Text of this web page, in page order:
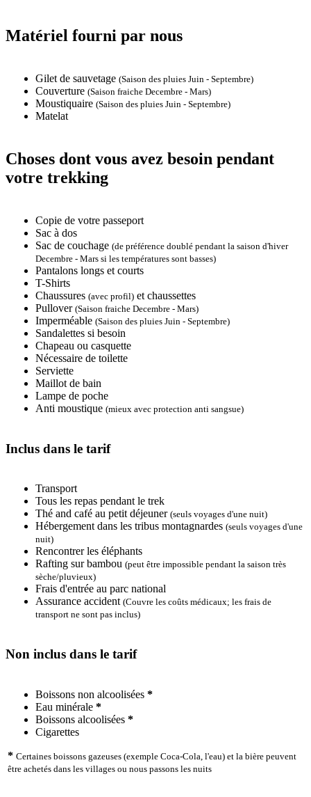
Matériel fourni par nous
Gilet de sauvetage (Saison des pluies Juin - Septembre)
Couverture (Saison fraiche Decembre - Mars)
Moustiquaire (Saison des pluies Juin - Septembre)
Matelat
Choses dont vous avez besoin pendant
votre trekking
Copie de votre passeport
Sac à dos
Sac de couchage (de préférence doublé pendant la saison d'hiver
Decembre - Mars si les températures sont basses)
Pantalons longs et courts
T-Shirts
Chaussures (avec profil) et chaussettes
Pullover (Saison fraiche Decembre - Mars)
Imperméable (Saison des pluies Juin - Septembre)
Sandalettes si besoin
Chapeau ou casquette
Nécessaire de toilette
Serviette
Maillot de bain
Lampe de poche
Anti moustique (mieux avec protection anti sangsue)
Inclus dans le tarif
Transport
Tous les repas pendant le trek
Thé and café au petit déjeuner (seuls voyages d'une nuit)
Hébergement dans les tribus montagnardes (seuls voyages d'une
nuit)
Rencontrer les éléphants
Rafting sur bambou (peut être impossible pendant la saison très
sèche/pluvieux)
Frais d'entrée au parc national
Assurance accident (Couvre les coûts médicaux; les frais de
transport ne sont pas inclus)
Non inclus dans le tarif
Boissons non alcoolisées *
Eau minérale *
Boissons alcoolisées *
Cigarettes
* Certaines boissons gazeuses (exemple Coca-Cola, l'eau) et la bière peuvent
être achetés dans les villages ou nous passons les nuits